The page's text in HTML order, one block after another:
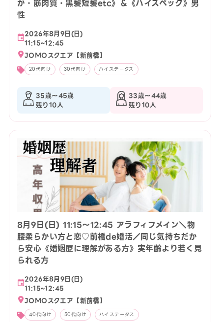
か・筋肉質・黒髪短髪etc》＆《ハイスペック》男
性
2026年8月9日(日)
11:15~12:45
JOMOスクエア【新前橋】
20代向け 30代向け ハイステータス
35歳〜45歳
残り10人
33歳〜44歳
残り10人
8月9日(日) 11:15〜12:45 アラフィフメイン＼物
腰柔らかい方と恋♡前橋de婚活／同じ気持ちだか
ら安心《婚姻歴に理解がある方》実年齢より若く見
られる方
2026年8月9日(日)
11:15~12:45
JOMOスクエア【新前橋】
40代向け 50代向け ハイステータス